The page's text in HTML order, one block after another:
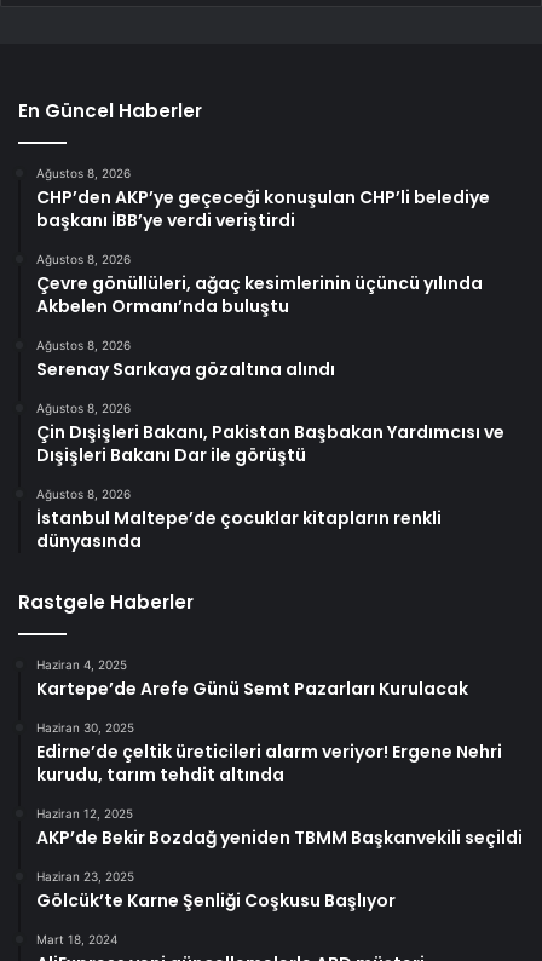
En Güncel Haberler
Ağustos 8, 2026
CHP’den AKP’ye geçeceği konuşulan CHP’li belediye
başkanı İBB’ye verdi veriştirdi
Ağustos 8, 2026
Çevre gönüllüleri, ağaç kesimlerinin üçüncü yılında
Akbelen Ormanı’nda buluştu
Ağustos 8, 2026
Serenay Sarıkaya gözaltına alındı
Ağustos 8, 2026
Çin Dışişleri Bakanı, Pakistan Başbakan Yardımcısı ve
Dışişleri Bakanı Dar ile görüştü
Ağustos 8, 2026
İstanbul Maltepe’de çocuklar kitapların renkli
dünyasında
Rastgele Haberler
Haziran 4, 2025
Kartepe’de Arefe Günü Semt Pazarları Kurulacak
Haziran 30, 2025
Edirne’de çeltik üreticileri alarm veriyor! Ergene Nehri
kurudu, tarım tehdit altında
Haziran 12, 2025
AKP’de Bekir Bozdağ yeniden TBMM Başkanvekili seçildi
Haziran 23, 2025
Gölcük’te Karne Şenliği Coşkusu Başlıyor
Mart 18, 2024